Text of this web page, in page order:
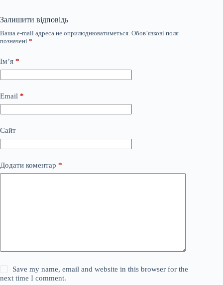
Залишити відповідь
Ваша e-mail адреса не оприлюднюватиметься. Обов’язкові поля
позначені *
Ім’я *
Email *
Сайт
Додати коментар *
Save my name, email and website in this browser for the
next time I comment.